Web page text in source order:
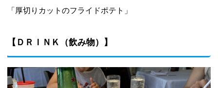
「厚切りカットのフライドポテト」
【ＤＲＩＮＫ（飲み物）】